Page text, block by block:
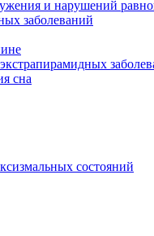
и нарушений
заболеваний
сна
состояний